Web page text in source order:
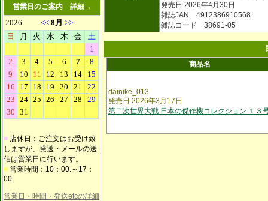
営業日のご案内 詳細→
■ 店休日：ご注文はお受け致
しますが、発送・メールの送
信は営業日に行います。
■ 営業時間：10：00.～17：
00
営業日・時間・発送etcの詳細
発売日 2026年4月30日
雑誌JAN 4912386910568
雑誌コード 38691-05
商品名
dainike_013
発売日 2026年3月17日
第二次世界大戦 日本の傑作機コレクション １３